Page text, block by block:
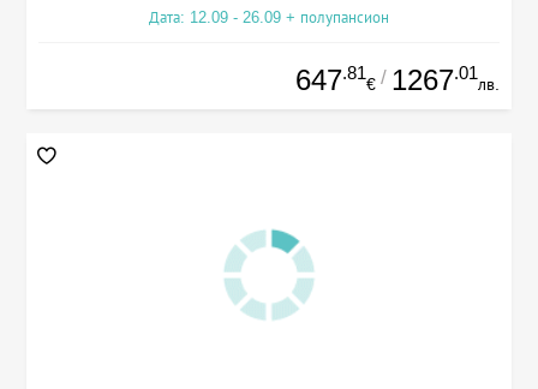
Дата: 12.09 - 26.09 + полупансион
647.81
€ / 1267.01
лв.